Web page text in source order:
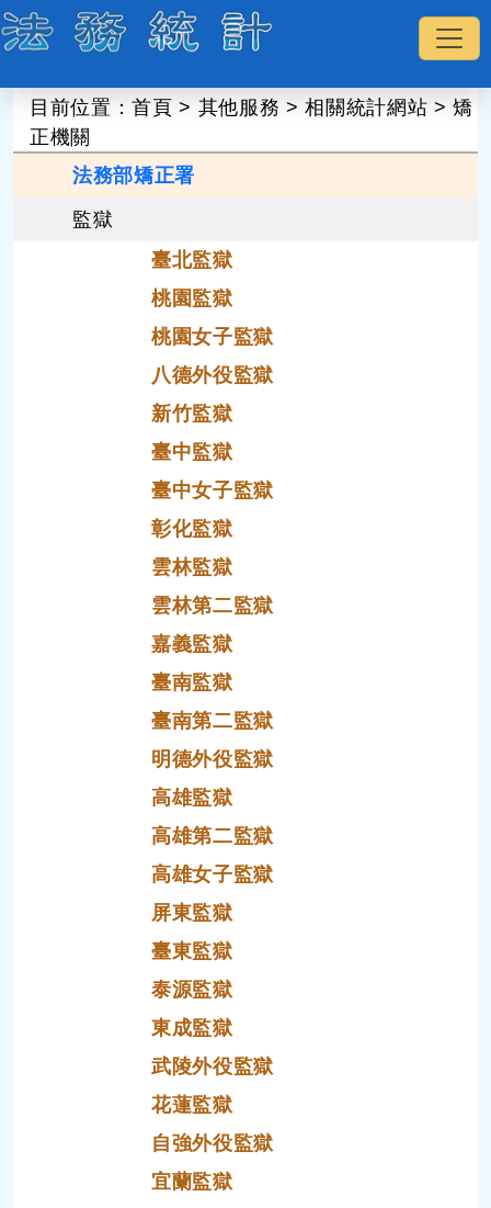
目前位置：首頁 > 其他服務 >相關統計網站 >矯
正機關
法務部矯正署
監獄
臺北監獄
桃園監獄
桃園女子監獄
八德外役監獄
新竹監獄
臺中監獄
臺中女子監獄
彰化監獄
雲林監獄
雲林第二監獄
嘉義監獄
臺南監獄
臺南第二監獄
明德外役監獄
高雄監獄
高雄第二監獄
高雄女子監獄
屏東監獄
臺東監獄
泰源監獄
東成監獄
武陵外役監獄
花蓮監獄
自強外役監獄
宜蘭監獄